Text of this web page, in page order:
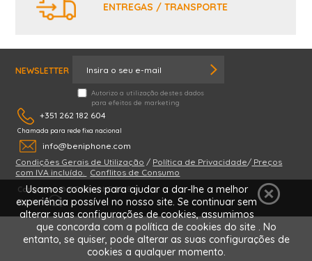
NÓS CONTACTAMOS
ENTREGAS / TRANSPORTE
NEWSLETTER
Autorizo a utilização destes dados
para efeitos de marketing
+351 262 182 604
Chamada para rede fixa nacional
info@beniphone.com
Condições Gerais de Utilização / Política de Privacidade/ Preços
com IVA incluído. Conflitos de Consumo
Copyright © BENIPHONE 2018
By
Usamos cookies para ajudar a dar-lhe a melhor
experiência possível no nosso site. Se continuar sem
alterar suas configurações de cookies, assumimos
que concorda com a política de cookies do site . No
entanto, se quiser, pode alterar as suas configurações de
cookies a qualquer momento.